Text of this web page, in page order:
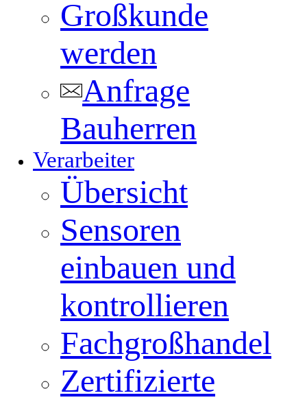
Großkunde
werden
Anfrage
Bauherren
Verarbeiter
Übersicht
Sensoren
einbauen und
kontrollieren
Fachgroßhandel
Zertifizierte